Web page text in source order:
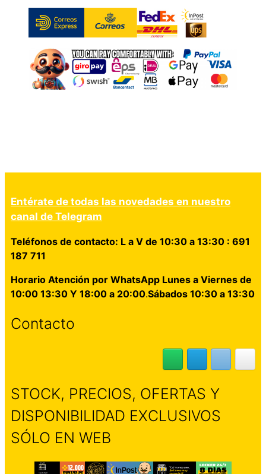
Entérate de todas las novedades en nuestro
canal de Telegram
Teléfonos de contacto: L a V de 10:30 a 13:30 : 691
187 711
Horario Atención por WhatsApp Lunes a Viernes de
10:00 13:30 Y 18:00 a 20:00.Sábados 10:30 a 13:30
Contacto
STOCK, PRECIOS, OFERTAS Y
DISPONIBILIDAD EXCLUSIVOS
SÓLO EN WEB